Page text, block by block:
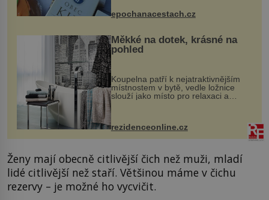
epochanacestach.cz
Měkké na dotek, krásné na
pohled
Koupelna patří k nejatraktivnějším
místnostem v bytě, vedle ložnice
slouží jako místo pro relaxaci a
odpočinek. Koupelnový textil –
ručníky, osušky a koberečky –
mohou jako mávnutím kouzelného
proutku...
rezidenceonline.cz
Ženy mají obecně citlivější čich než muži, mladí
lidé citlivější než staří. Většinou máme v čichu
rezervy – je možné ho vycvičit.